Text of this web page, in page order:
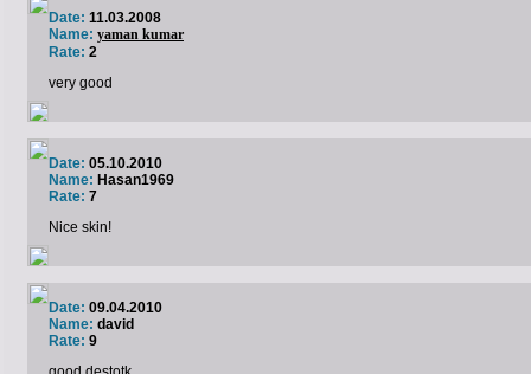
Date: 11.03.2008
Name: yaman kumar
Rate: 2
very good
Date: 05.10.2010
Name: Hasan1969
Rate: 7
Nice skin!
Date: 09.04.2010
Name: david
Rate: 9